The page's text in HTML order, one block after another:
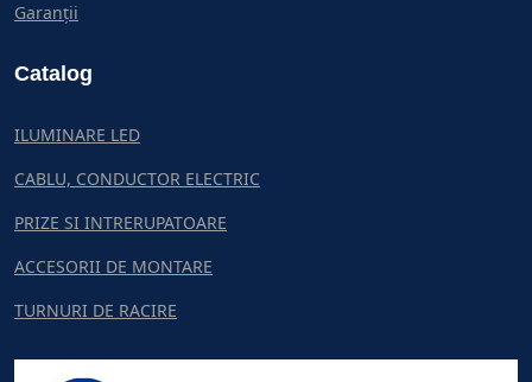
Garanții
Catalog
ILUMINARE LED
CABLU, CONDUCTOR ELECTRIC
PRIZE SI INTRERUPATOARE
ACCESORII DE MONTARE
TURNURI DE RACIRE